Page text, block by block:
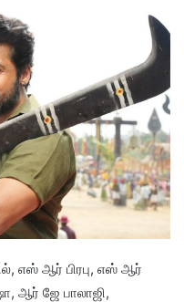
எஸ் ஆர் பிரபு, எஸ் ஆர்
ஆர் ஜே பாலாஜி,